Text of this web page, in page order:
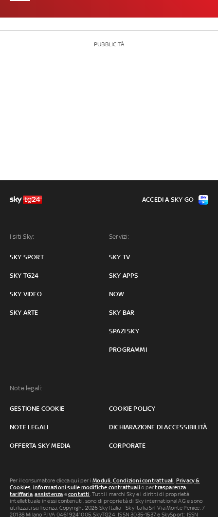
PUBBLICITÀ
I siti Sky:
SKY SPORT
SKY TG24
SKY VIDEO
SKY ARTE
Servizi:
SKY TV
SKY APPS
NOW
SKY BAR
SPAZI SKY
PROGRAMMI
Note legali:
GESTIONE COOKIE COOKIE POLICY
NOTE LEGALI DICHIARAZIONE DI ACCESSIBILITÀ
OFFERTA SKY MEDIA CORPORATE
ACCEDI A SKY GO
Per il consumatore clicca qui per iModuli, Condizioni contrattuali, Privacy &
Cookies, informazioni sulle modifiche contrattuali o pertrasparenza
tariffaria,assistenza econtatti. Tutti i marchi Sky e i diritti di proprietà
intellettuale in essi contenuti, sono di proprietà di Sky international AG e sono
utilizzati su licenza. Copyright 2026 Sky Italia - Sky Italia Srl Via Monte Penice, 7 -
20138 Milano P.IVA 04619241005. SkyTG24: ISSN 3035-1537 e SkySport: ISSN